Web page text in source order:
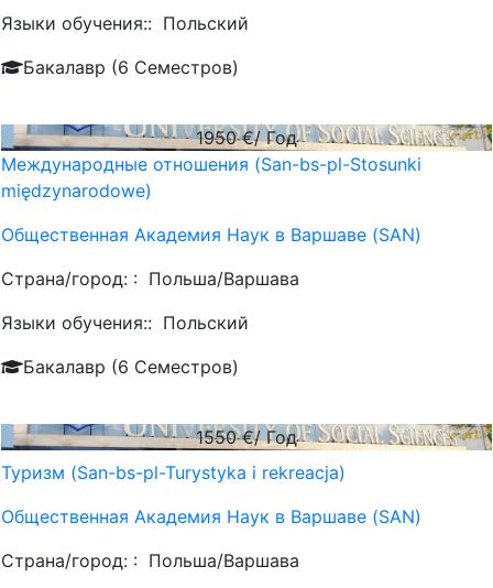
Языки обучения:: Польский
Бакалавр (6 Семестров)
1950€/ Год
Международные отношения (San-bs-pl-Stosunki
międzynarodowe)
Общественная Академия Наук в Варшаве (SAN)
Страна/город: : Польша/Варшава
Языки обучения:: Польский
Бакалавр (6 Семестров)
1550€/ Год
Туризм (San-bs-pl-Turystyka i rekreacja)
Общественная Академия Наук в Варшаве (SAN)
Страна/город: : Польша/Варшава